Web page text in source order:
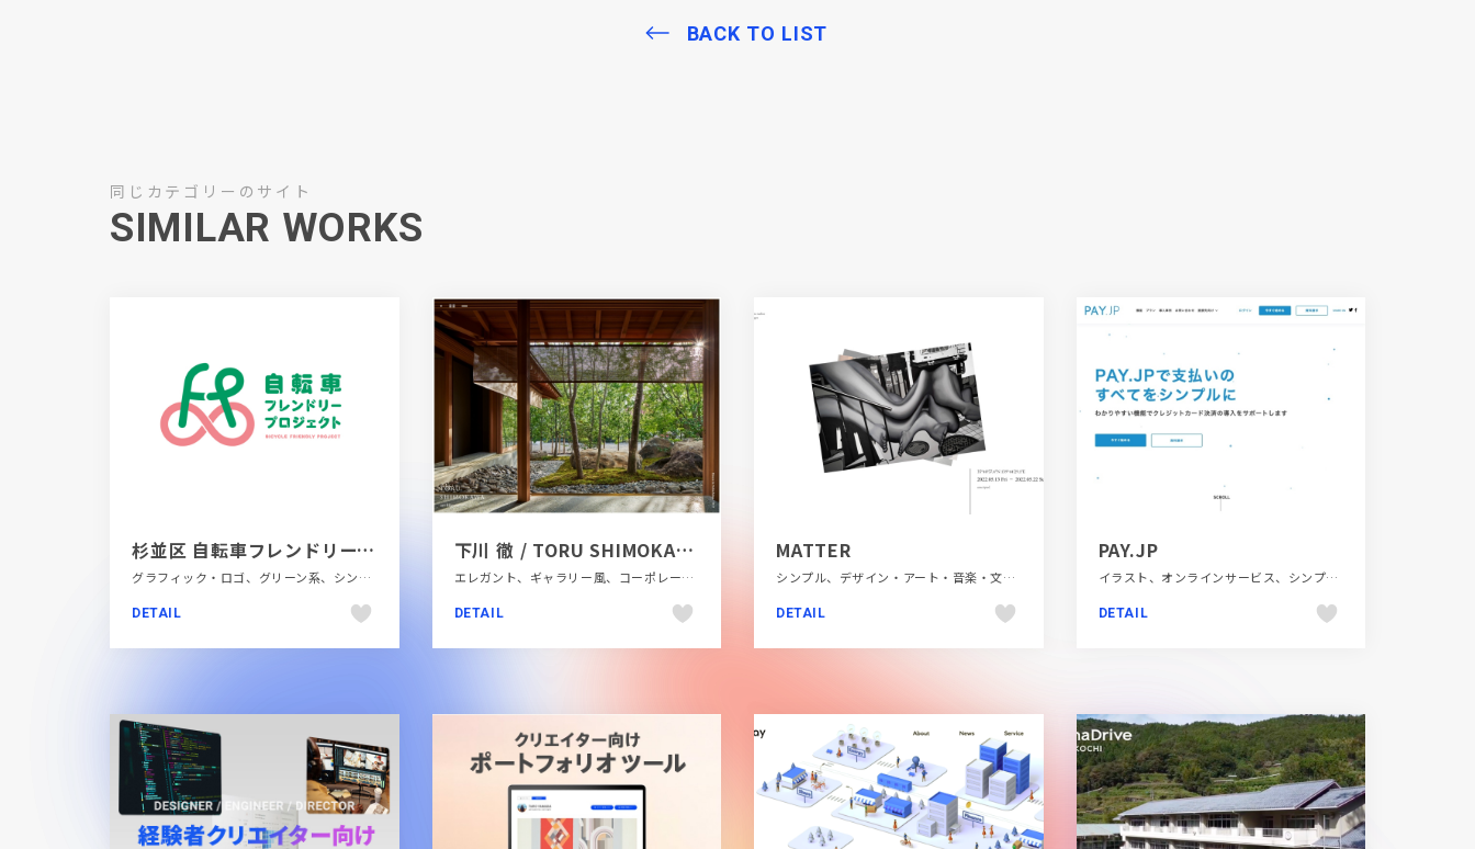
BACK TO LIST
同じカテゴリーのサイト
SIMILAR WORKS
杉並区 自転車フレンドリープロジェクト
グラフィック・ロゴ、グリーン系、シンプル、ピンク系、フラットデザイン、地域・団体・活動
DETAIL
下川 徹 / TORU SHIMOKAWA architects
エレガント、ギャラリー風、コーポレートサイト、シンプル、スタイリッシュ、ナチュラル、ホワイト系、大きめ写真、建設・住宅・不動産
DETAIL
MATTER
シンプル、デザイン・アート・音楽・文芸、ホワイト系、大きめ写真、施設・店舗サイト
DETAIL
PAY.JP
イラスト、オンラインサービス、シンプル、スクロールエフェクト、スタイリッシュ、フラットデザイン、ブランド・サービスサイト、ブルー系、ホワイト系、ポップ、モーション多め、金融・法律・人材・専門職
DETAIL